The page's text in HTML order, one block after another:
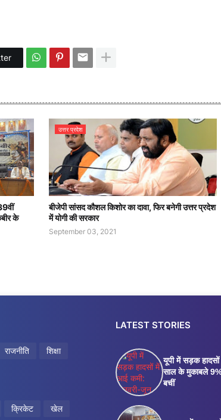
के
उत्तर प्रदेश
बीजेपी सांसद कौशल किशोर का दावा, फिर बनेगी उत्तर प्रदेश
में योगी की सरकार
September 03, 2021
राजनीति शिक्षा
क्रिकेट खेल
LATEST STORIES
यूपी में सड़क
साल के मुकाबले 9%
बचीं